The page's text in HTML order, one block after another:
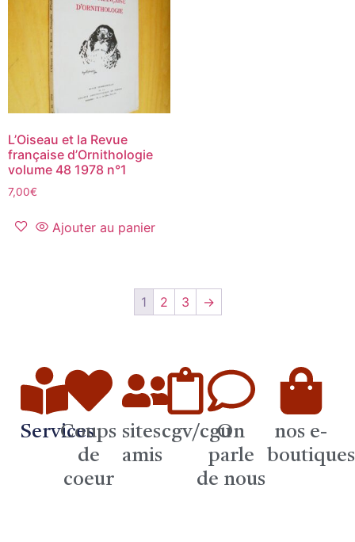
L’Oiseau et la Revue
française d’Ornithologie
volume 48 1978 n°1
7,00€
Ajouter au panier
1 2 3 →
Services
Coups
de
coeur
sites
amis
cgv/cguOn
parle
de nous
nos e-
boutiques